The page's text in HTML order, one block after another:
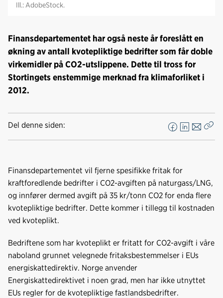
Ill.: AdobeStock.
Finansdepartementet har også neste år foreslått en
økning av antall kvotepliktige bedrifter som får doble
virkemidler på CO2-utslippene. Dette til tross for
Stortingets enstemmige merknad fra klimaforliket i
2012.
Del denne siden:
F
a
e
b
o
o
L
i
k
e
d
I
E
-
s
t
Finansdepartementet vil fjerne spesifikke fritak for
kraftforedlende bedrifter i CO2-avgiften på naturgass/LNG,
og innfører dermed avgift på 35 kr/tonn CO2 for enda flere
kvotepliktige bedrifter. Dette kommer i tillegg til kostnaden
ved kvoteplikt.
Bedriftene som har kvoteplikt er fritatt for CO2-avgift i våre
naboland grunnet velegnede fritaksbestemmelser i EUs
energiskattedirektiv. Norge anvender
Energiskattedirektivet i noen grad, men har ikke utnyttet
EUs regler for de kvotepliktige fastlandsbedrifter.